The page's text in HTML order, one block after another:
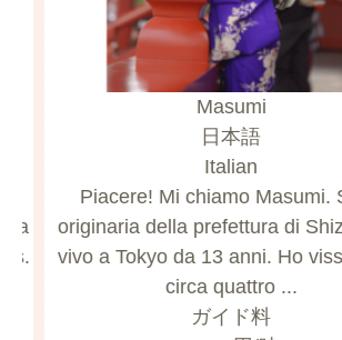
Masumi
日本語
Italian
Piacere! Mi chiamo Masumi.
originaria della prefettura di
vivo a Tokyo da 13 anni. Ho
circa quattro ...
ガイド料